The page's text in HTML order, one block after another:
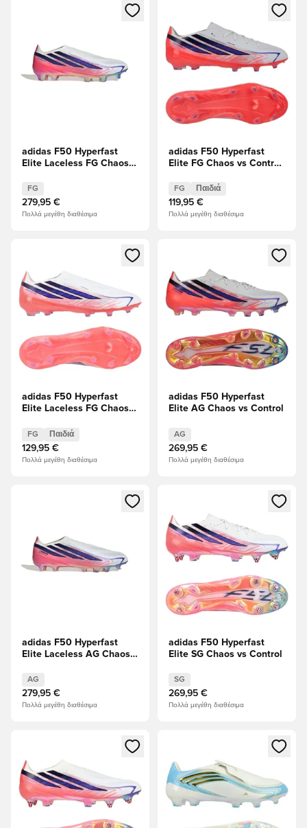
Ανοίγει ένα Modal για να συνδεθείτε ή να εγγραφείτε ως
adidas F50 Hyperfast
Elite Laceless FG Chaos
FG
279,95 €
Πολλά μεγέθη διαθέσιμα
Ανοίγει ένα Modal για να
adidas F50 Hyperfast
Elite FG Chaos vs Control
FG Παιδιά
119,95 €
Πολλά μεγέθη διαθέσιμα
Ανοίγει ένα Modal για να συνδεθείτε ή να εγγραφείτε ως
adidas F50 Hyperfast
Elite Laceless FG Chaos
FG Παιδιά
129,95 €
Πολλά μεγέθη διαθέσιμα
Ανοίγει ένα Modal για να
adidas F50 Hyperfast
Elite AG Chaos vs Control
AG
269,95 €
Πολλά μεγέθη διαθέσιμα
Ανοίγει ένα Modal για να συνδεθείτε ή να εγγραφείτε ως
adidas F50 Hyperfast
Elite Laceless AG Chaos
AG
279,95 €
Πολλά μεγέθη διαθέσιμα
Ανοίγει ένα Modal για να
adidas F50 Hyperfast
Elite SG Chaos vs Control
SG
269,95 €
Πολλά μεγέθη διαθέσιμα
Ανοίγει ένα Modal για να συνδεθείτε ή να εγγραφείτε ως
Ανοίγει ένα Modal για να